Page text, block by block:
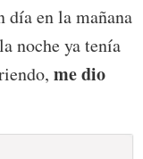
día en la mañana
noche ya tenía
me dio